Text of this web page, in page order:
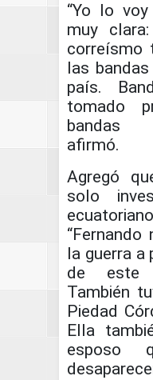
“Yo lo
muy
correísmo
las
país.
tomado
bandas
afirmó.
Agregó
solo
la guerra
de este
También
Piedad
Ella